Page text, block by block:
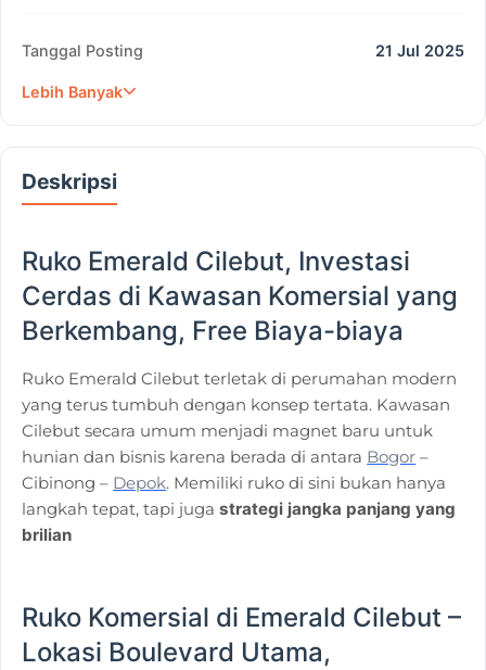
Tanggal Posting 21 Jul 2025
Lebih Banyak
Deskripsi
Ruko Emerald Cilebut, Investasi
Cerdas di Kawasan Komersial yang
Berkembang, Free Biaya-biaya
Ruko Emerald Cilebut terletak di perumahan modern
yang terus tumbuh dengan konsep tertata. Kawasan
Cilebut secara umum menjadi magnet baru untuk
hunian dan bisnis karena berada di antara Bogor –
Cibinong – Depok. Memiliki ruko di sini bukan hanya
langkah tepat, tapi jugastrategi jangka panjang yang
brilian
Ruko Komersial di Emerald Cilebut –
Lokasi Boulevard Utama,